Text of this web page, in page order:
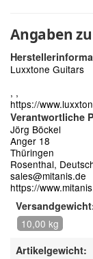
Angaben
Luxxtone Guitars
, ,
https://
Verantwortliche
Jörg Böckel
Anger 18
Thüringen
Rosenthal,
sales@mitanis.de
https://
10,00 kg
Artikelgewicht: